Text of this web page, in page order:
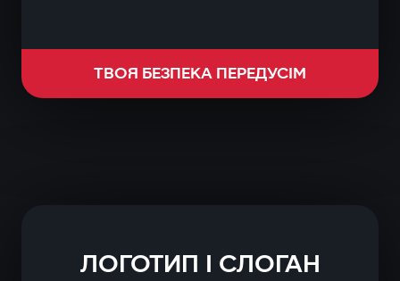
ТВОЯ БЕЗПЕКА ПЕРЕДУСІМ
ЛОГОТИП І СЛОГАН